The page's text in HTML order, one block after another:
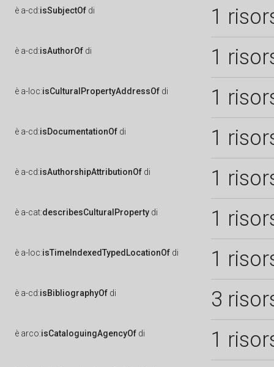
è a-cd:isSubjectOf di 1
è a-cd:isAuthorOf di 1
è a-loc:isCulturalPropertyAddressOf di 1
è a-cd:isDocumentationOf di 1
è a-cd:isAuthorshipAttributionOf di 1
è a-cat:describesCulturalProperty di 1
è a-loc:isTimeIndexedTypedLocationOf di 1
è a-cd:isBibliographyOf di 3
è arco:isCataloguingAgencyOf di 1